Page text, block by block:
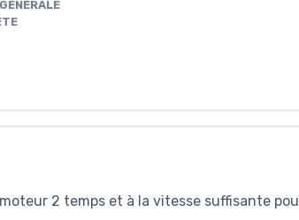
2 temps et à la vitesse suffisante